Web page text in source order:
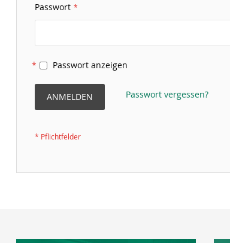
Passwort
Passwort anzeigen
ANMELDEN Passwort vergessen?